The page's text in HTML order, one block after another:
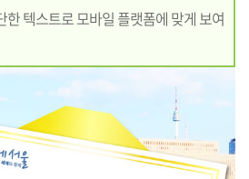
한 텍스트로 모바일 플랫폼에 맞게 보여